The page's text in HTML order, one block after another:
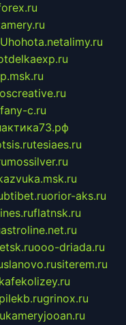
hohota.netalimy.ru
c.ru
tesiaes.ru
mossilver.ru
orior-aks.ru
flatnsk.ru
astroline.net.ru
ooo-driada.ru
siterem.ru
kafekolizey.ru
grinox.ru
kameryjooan.ru